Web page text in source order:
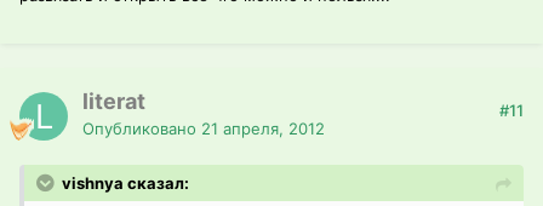
literat
Опубликовано 21 апреля, 2012
#11
vishnya сказал: